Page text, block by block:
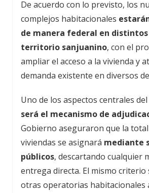
De acuerdo con lo previsto, los
complejos habitacionales
de manera federal en
territorio sanjuanino, con el
ampliar el acceso a la vivienda y
demanda existente en diversos
Uno de los aspectos centrales
será el mecanismo de
Gobierno aseguraron que la
viviendas se asignará mediante
públicos, descartando cualquier
entrega directa. El mismo criterio
otras operatorias habitacionales